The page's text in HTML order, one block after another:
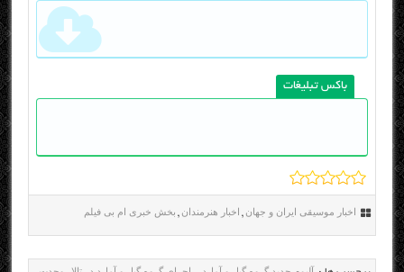
باکس تبلیغات
اخبار موسیقی ایران و جهان , اخبار هنرمندان , بخش خبری ام بی فیلم